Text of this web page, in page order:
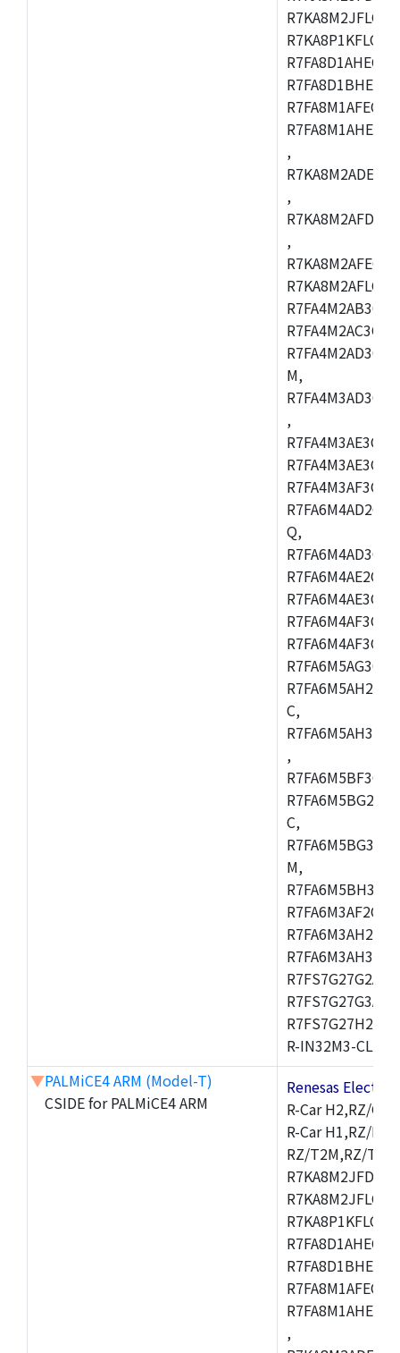
,
,
,
M,
,
Q,
C,
,
C,
M,
R-IN32M3-CL,R-
▼PALMiCE4 ARM (Model-T)
CSIDE for PALMiCE4 ARM
Renesas
R-Car H2,RZ/
R-Car H1,RZ/
RZ/T2M,RZ/
,